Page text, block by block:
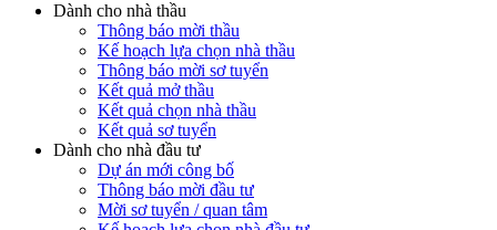
Dành cho nhà thầu
Thông báo mời thầu
Kế hoạch lựa chọn nhà thầu
Thông báo mời sơ tuyển
Kết quả mở thầu
Kết quả chọn nhà thầu
Kết quả sơ tuyển
Dành cho nhà đầu tư
Dự án mới công bố
Thông báo mời đầu tư
Mời sơ tuyển / quan tâm